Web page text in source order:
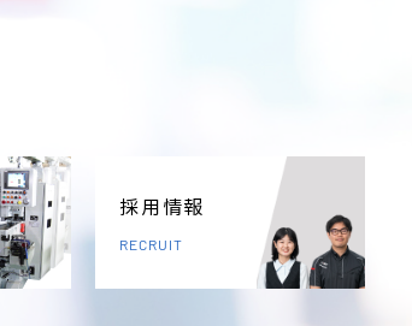
採用情報
RECRUIT